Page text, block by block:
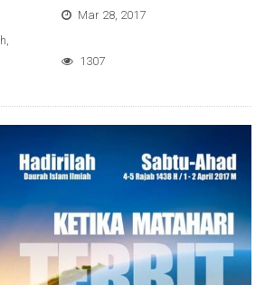
Mar 28, 2017
1307